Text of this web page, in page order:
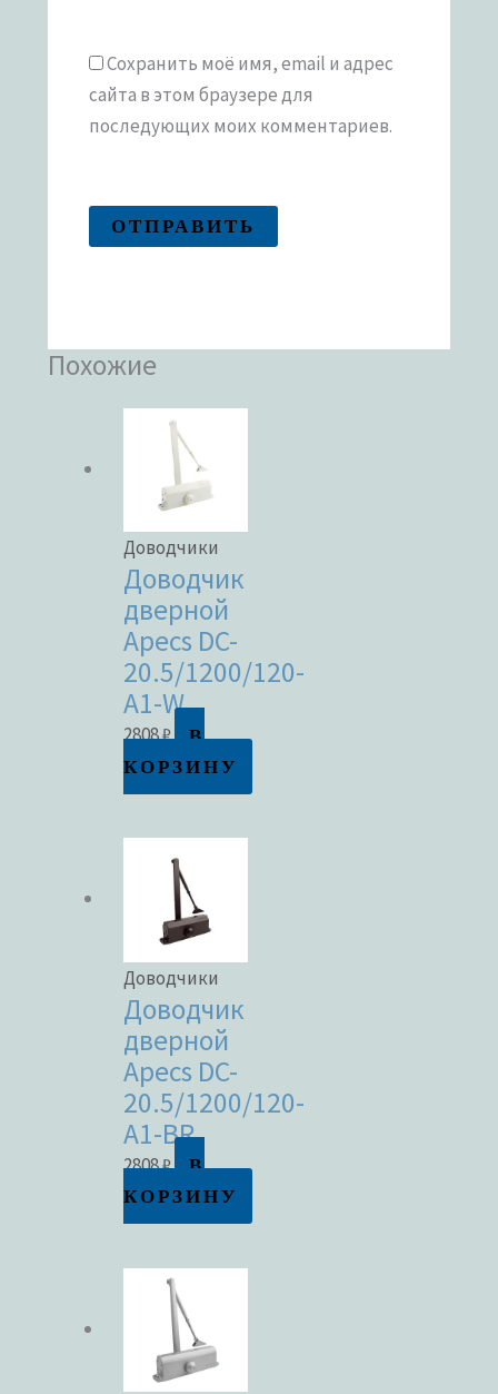
Сохранить моё имя, email и адрес
сайта в этом браузере для
последующих моих комментариев.
Похожие
Доводчики
Доводчик
дверной
Apecs DC-
20.5/1200/120-
A1-W
2808₽
В
КОРЗИНУ
Доводчики
Доводчик
дверной
Apecs DC-
20.5/1200/120-
A1-BR
2808₽
В
КОРЗИНУ